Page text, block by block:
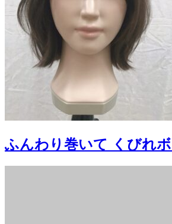
ふんわり巻いて くびれ